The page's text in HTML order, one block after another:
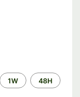
الفترة
الزمنية
48H
1W